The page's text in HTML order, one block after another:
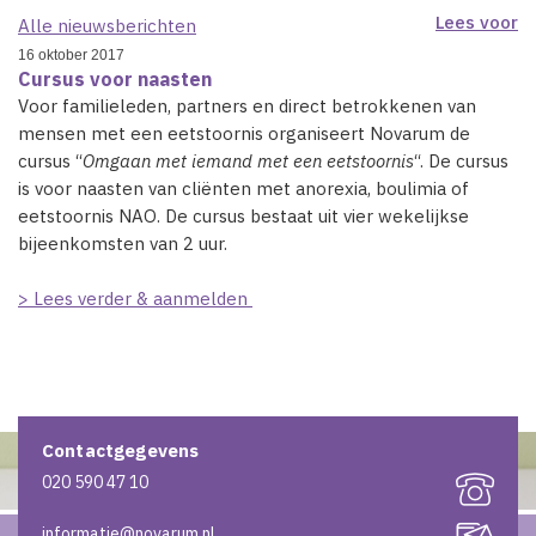
Lees voor
Alle nieuwsberichten
16 oktober 2017
Cursus voor naasten
Voor familieleden, partners en direct betrokkenen van
mensen met een eetstoornis organiseert Novarum de
cursus “Omgaan met iemand met een eetstoornis“. De cursus
is voor naasten van cliënten met anorexia, boulimia of
eetstoornis NAO. De cursus bestaat uit vier wekelijkse
bijeenkomsten van 2 uur.
> Lees verder & aanmelden
Contactgegevens
020 590 47 10